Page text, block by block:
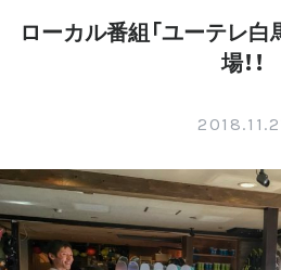
ローカル番組「ユーテレ白
場！！